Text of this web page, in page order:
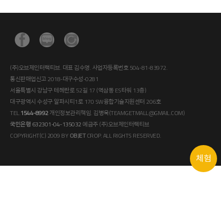
(주)오브제인터랙티브. 대표 김수영. 사업자등록번호 504-81-83972.
통신판매업신고 2018-대구수성-0281
서울특별시 강남구 테헤란로 52길 17 (역삼동 ES타워 13층)
대구광역시 수성구 알파시티1로 170 SW융합기술지원센터 206호
TEL.1544-8992개인정보관리책임. 김병욱(TEAMGETMALL@GMAIL.COM)
국민은행 632301-04-135032 예금주 (주)오브제인터랙티브
COPYRIGHT(C) 2009 BYOBJETCROP. ALL RIGHTS RESERVED.
체험